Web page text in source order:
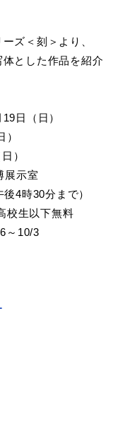
ズ＜刻＞より、
とした作品を紹介
日（日）
）
展示室
4時30分まで）
校生以下無料
～10/3